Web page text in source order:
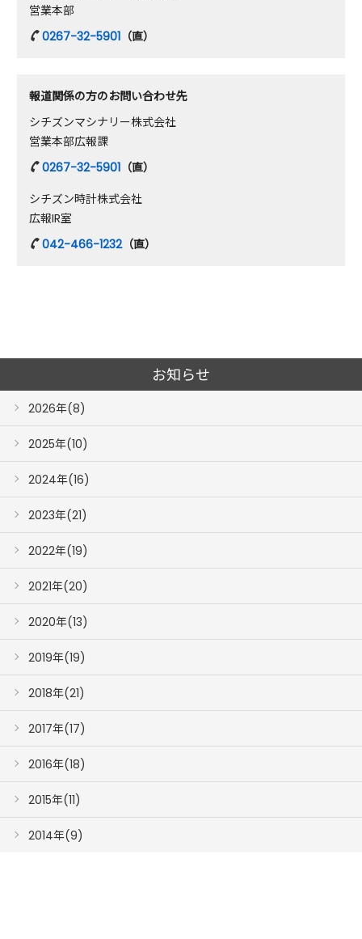
営業本部
0267-32-5901 （直）
報道関係の方のお問い合わせ先
シチズンマシナリー株式会社
営業本部広報課
0267-32-5901 （直）
シチズン時計株式会社
広報IR室
042-466-1232（直）
お知らせ
2026年(8)
2025年(10)
2024年(16)
2023年(21)
2022年(19)
2021年(20)
2020年(13)
2019年(19)
2018年(21)
2017年(17)
2016年(18)
2015年(11)
2014年(9)